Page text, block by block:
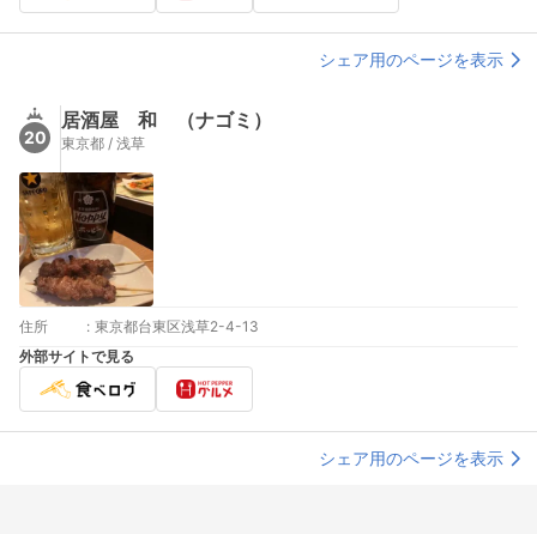
シェア用のページを表示
20
居酒屋 和 （ナゴミ）
東京都 / 浅草
住所 : 東京都台東区浅草2-4-13
外部サイトで見る
シェア用のページを表示